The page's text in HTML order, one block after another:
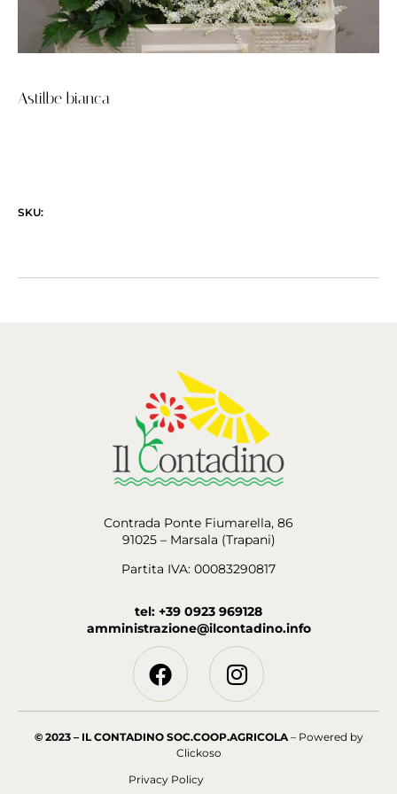
Astilbe bianca
SKU:
Contrada Ponte Fiumarella, 86
91025 – Marsala (Trapani)
Partita IVA: 00083290817
tel: +39 0923 969128
amministrazione@ilcontadino.info
© 2023 – IL CONTADINO SOC.COOP.AGRICOLA– Powered by
Clickoso
Privacy Policy